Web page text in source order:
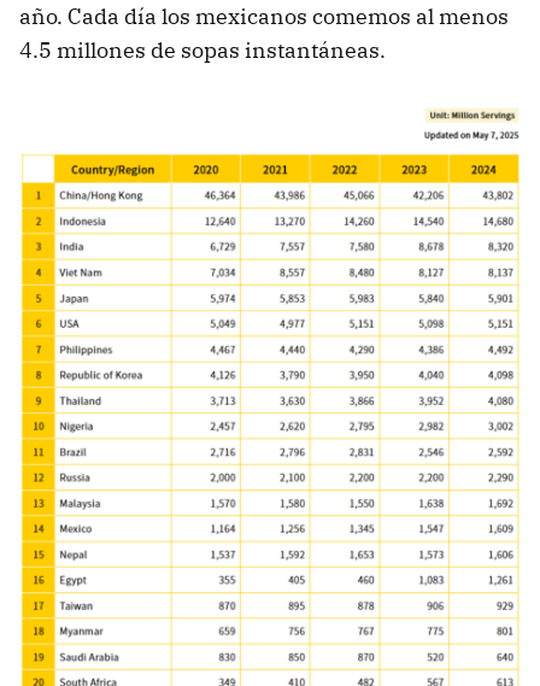
año. Cada día los mexicanos comemos al menos
4.5 millones de sopas instantáneas.